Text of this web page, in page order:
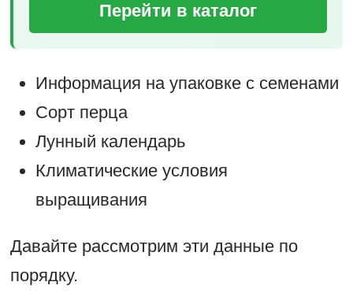
Перейти в каталог
Информация на упаковке с семенами
Сорт перца
Лунный календарь
Климатические условия
выращивания
Давайте рассмотрим эти данные по
порядку.